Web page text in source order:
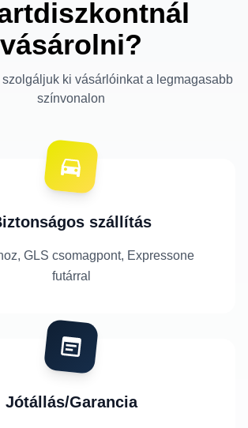
vásárolni?
ki vásárlóinkat a legmagasabb
színvonalon
szállítás
GLS csomagpont, Expressone
futárral
Jótállás/Garancia